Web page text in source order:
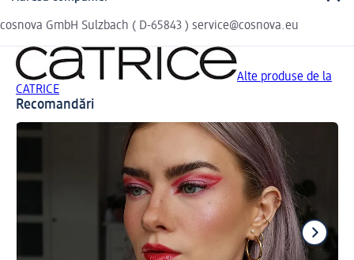
cosnova GmbH Sulzbach ( D-65843 ) service@cosnova.eu
Alte produse de la
CATRICE
Recomandări